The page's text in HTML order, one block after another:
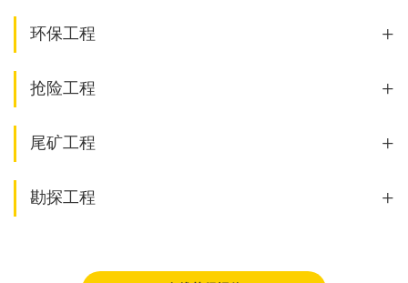
环保工程 +
抢险工程 +
尾矿工程 +
勘探工程 +